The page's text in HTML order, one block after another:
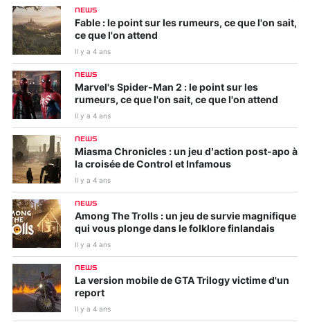
NEWS
Fable : le point sur les rumeurs, ce que l'on sait,
ce que l'on attend
Il y a 4 ans
NEWS
Marvel's Spider-Man 2 : le point sur les
rumeurs, ce que l'on sait, ce que l'on attend
Il y a 4 ans
NEWS
Miasma Chronicles : un jeu d’action post-apo à
la croisée de Control et Infamous
Il y a 4 ans
NEWS
Among The Trolls : un jeu de survie magnifique
qui vous plonge dans le folklore finlandais
Il y a 4 ans
NEWS
La version mobile de GTA Trilogy victime d'un
report
Il y a 4 ans